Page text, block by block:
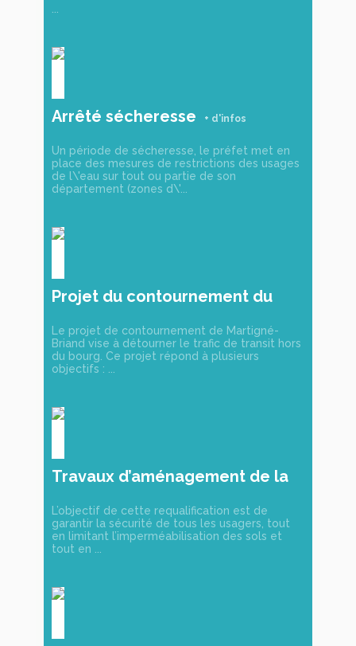
Arrêté sécheresse
Un période de sécheresse, le préfet met en
place des mesures de restrictions des usages
de l\'eau sur tout ou partie de son
département (zones d\'...
Projet du contournement du
Le projet de contournement de Martigné-
Briand vise à détourner le trafic de transit hors
du bourg. Ce projet répond à plusieurs
objectifs : ...
Travaux d’aménagement de la
L’objectif de cette requalification est de
garantir la sécurité de tous les usagers, tout
en limitant l’imperméabilisation des sols et
tout en ...